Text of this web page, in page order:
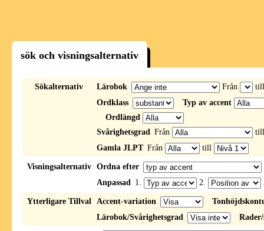
sök och visningsalternativ
Sökalternativ Lärobok Från
Ordklass
Typ av accent
Ordlängd
Svårighetsgrad Från
Gamla JLPT Från till
Visningsalternativ
Ordna efter
Anpassad 1. 2.
Ytterligare Tillval Accent-variation
Lärobok/Svårighetsgrad